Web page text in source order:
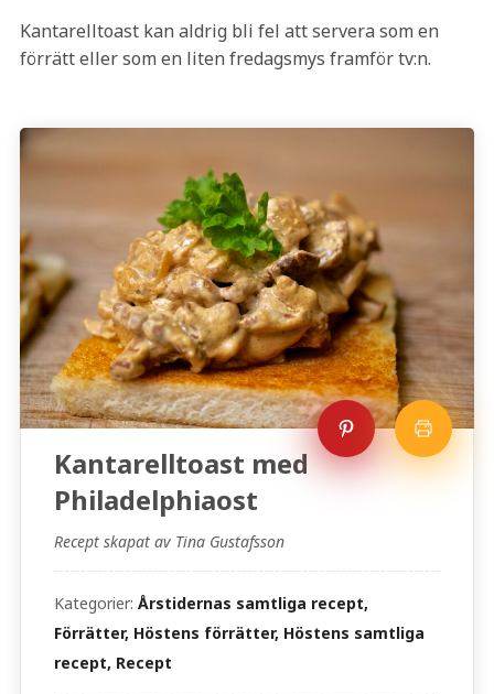
Kantarelltoast kan aldrig bli fel att servera som en
förrätt eller som en liten fredagsmys framför tv:n.
Kantarelltoast med
Philadelphiaost
Recept skapat av Tina Gustafsson
Kategorier: Årstidernas samtliga recept,
Förrätter, Höstens förrätter, Höstens samtliga
recept, Recept